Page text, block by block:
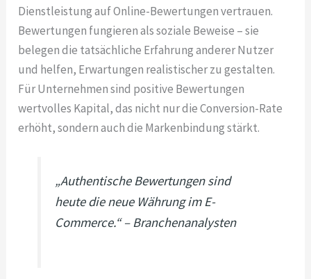
Dienstleistung auf Online-Bewertungen vertrauen.
Bewertungen fungieren als soziale Beweise – sie
belegen die tatsächliche Erfahrung anderer Nutzer
und helfen, Erwartungen realistischer zu gestalten.
Für Unternehmen sind positive Bewertungen
wertvolles Kapital, das nicht nur die Conversion-Rate
erhöht, sondern auch die Markenbindung stärkt.
„Authentische Bewertungen sind
heute die neue Währung im E-
Commerce.“ – Branchenanalysten